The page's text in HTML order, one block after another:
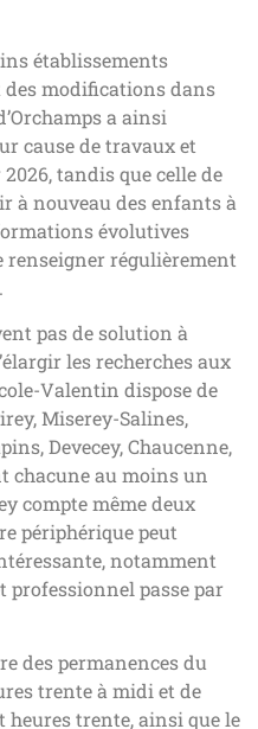
établissements
modifications dans
a ainsi
cause de travaux et
tandis que celle de
à nouveau des enfants à
évolutives
renseigner régulièrement
pas de solution à
les recherches aux
Valentin dispose de
Miserey-Salines,
Devecey, Chaucenne,
chacune au moins un
compte même deux
périphérique peut
notamment
passe par
des permanences du
trente à midi et de
heures trente, ainsi que le